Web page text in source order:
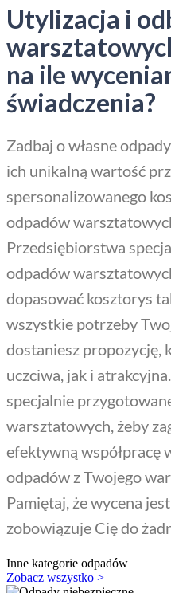
Utylizacja i
na ile
świadczenia?
Zadbaj o własne
ich unikalną wartość
spersonalizowanego
odpadów
Przedsiębiorstwa
odpadów
dopasować kosztorys
wszystkie potrzeby
dostaniesz propozycję,
uczciwa, jak i
specjalnie
warsztatowych, żeby
efektywną współpracę
odpadów z Twojego
Pamiętaj, że wycena
zobowiązuje Cię do
Inne kategorie odpadów
Zobacz wszystko >